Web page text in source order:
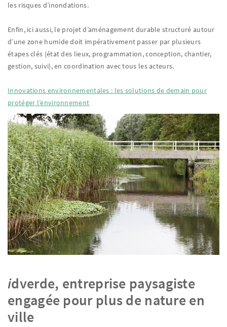
les risques d’inondations.
Enfin, ici aussi, le projet d’aménagement durable structuré autour
d’une zone humide doit impérativement passer par plusieurs
étapes clés (état des lieux, programmation, conception, chantier,
gestion, suivi), en coordination avec tous les acteurs.
Innovations environnementales : les solutions de demain pour
protéger l’environnement
idverde, entreprise paysagiste
engagée pour plus de nature en
ville